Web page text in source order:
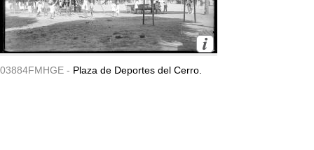
03884FMHGE - Plaza de Deportes del Cerro.